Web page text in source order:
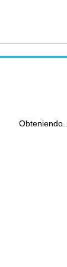
Obteniendo...